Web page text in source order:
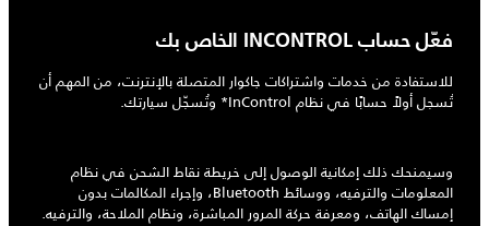
فعّل حساب INCONTROL الخاص بك
للاستفادة من خدمات واشتراكات جاكوار المتصلة بالإنترنت، من المهم أن
تُسجل أولاً حسابًا في نظام InControl* وتُسجّل سيارتك.
وسيمنحك ذلك إمكانية الوصول إلى خريطة نقاط الشحن في نظام
المعلومات والترفيه، ووسائط Bluetooth، وإجراء المكالمات بدون
إمساك الهاتف، ومعرفة حركة المرور المباشرة، ونظام الملاحة، والترفيه.